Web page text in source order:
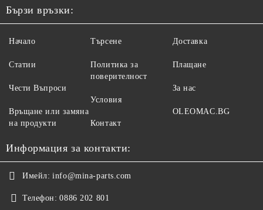
Бързи връзки:
Начало
Статии
Чести Въпроси
Връщане или замяна
на продукти
Търсене
Политика за
поверителност
Условия
Контакт
Доставка
Плащане
За нас
OLEOMAC.BG
Информация за контакти:
Имейл: info@mina-parts.com
Телефон: 0886 202 801